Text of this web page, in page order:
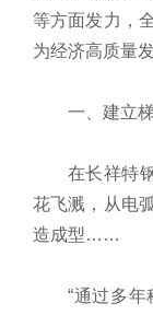
等方面发力，
为经济高质量
一、建立
在长祥特
花飞溅，从电
造成型……
“通过多